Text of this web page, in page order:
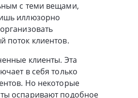
с теми вещами,
иллюзорно
поток клиентов.
клиенты. Эта
в себя только
Но некоторые
оспаривают подобное